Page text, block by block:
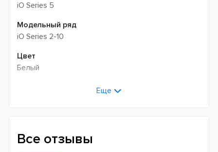
iO Series 5
Модельный ряд
iO Series 2-10
Цвет
Белый
Возвратно-вращательная + пульсирующая
Еще
Все отзывы